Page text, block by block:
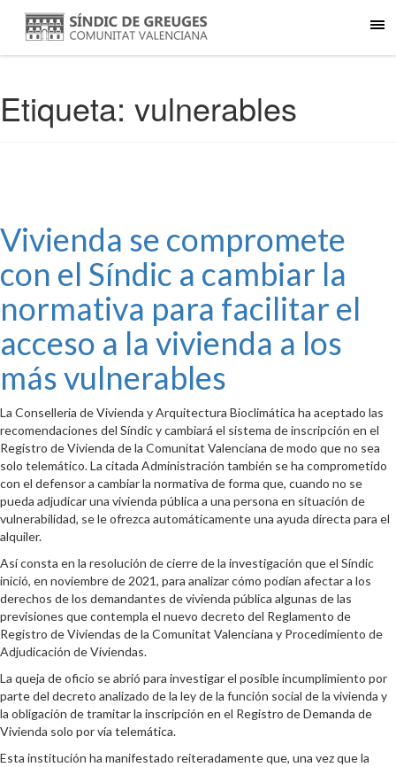
Etiqueta: vulnerables
Vivienda se compromete
con el Síndic a cambiar la
normativa para facilitar el
acceso a la vivienda a los
más vulnerables
La Conselleria de Vivienda y Arquitectura Bioclimática ha aceptado las
recomendaciones del Síndic y cambiará el sistema de inscripción en el
Registro de Vivienda de la Comunitat Valenciana de modo que no sea
solo telemático. La citada Administración también se ha comprometido
con el defensor a cambiar la normativa de forma que, cuando no se
pueda adjudicar una vivienda pública a una persona en situación de
vulnerabilidad, se le ofrezca automáticamente una ayuda directa para el
alquiler.
Así consta en la resolución de cierre de la investigación que el Síndic
inició, en noviembre de 2021, para analizar cómo podían afectar a los
derechos de los demandantes de vivienda pública algunas de las
previsiones que contempla el nuevo decreto del Reglamento de
Registro de Viviendas de la Comunitat Valenciana y Procedimiento de
Adjudicación de Viviendas.
La queja de oficio se abrió para investigar el posible incumplimiento por
parte del decreto analizado de la ley de la función social de la vivienda y
la obligación de tramitar la inscripción en el Registro de Demanda de
Vivienda solo por vía telemática.
Esta institución ha manifestado reiteradamente que, una vez que la